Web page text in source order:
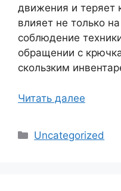
движения и теряет
влияет не только
соблюдение
обращении с
скользким
Читать далее
Рубрики
Uncategorized